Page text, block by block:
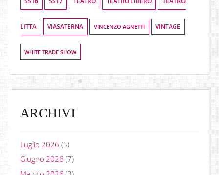
LITTA VIASATERNA VINCENZO AGNETTI VINTAGE
WHITE TRADE SHOW
ARCHIVI
Luglio 2026 (5)
Giugno 2026 (7)